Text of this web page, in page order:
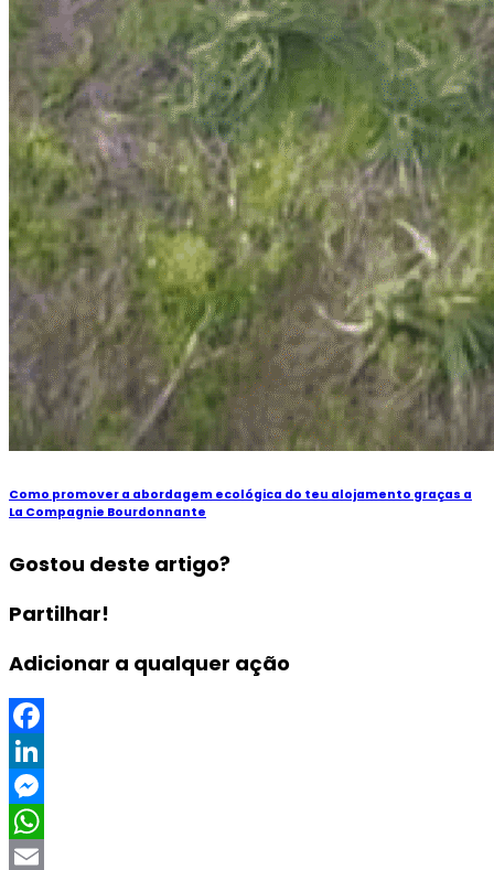
Como promover a abordagem ecológica do teu alojamento graças a
La Compagnie Bourdonnante
Gostou deste artigo?
Partilhar!
Adicionar a qualquer ação
Facebook
LinkedIn
Messenger
WhatsApp